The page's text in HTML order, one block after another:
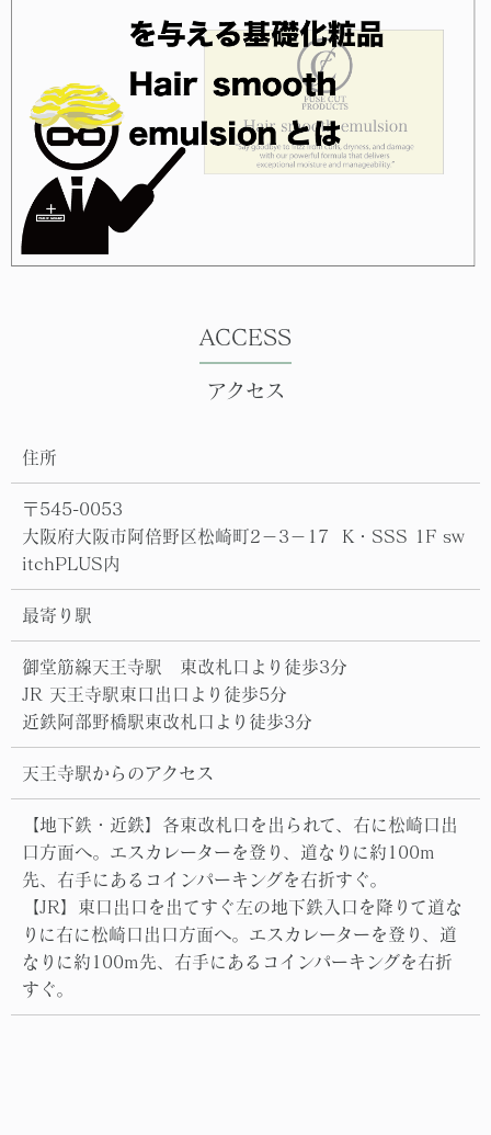
ACCESS
アクセス
住所
〒545-0053
大阪府大阪市阿倍野区松崎町2−3−17 K・SSS 1F sw
itchPLUS内
最寄り駅
御堂筋線天王寺駅 東改札口より徒歩3分
JR 天王寺駅東口出口より徒歩5分
近鉄阿部野橋駅東改札口より徒歩3分
天王寺駅からのアクセス
【地下鉄・近鉄】各東改札口を出られて、右に松崎口出
口方面へ。エスカレーターを登り、道なりに約100m
先、右手にあるコインパーキングを右折すぐ。
【JR】東口出口を出てすぐ左の地下鉄入口を降りて道な
りに右に松崎口出口方面へ。エスカレーターを登り、道
なりに約100m先、右手にあるコインパーキングを右折
すぐ。